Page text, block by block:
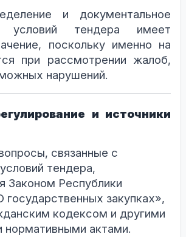
и документальное
условий тендера имеет
поскольку именно на
при рассмотрении жалоб,
нарушений.
и источники
связанные с
тендера,
Законом Республики
государственных закупках»,
кодексом и другими
нормативными актами.